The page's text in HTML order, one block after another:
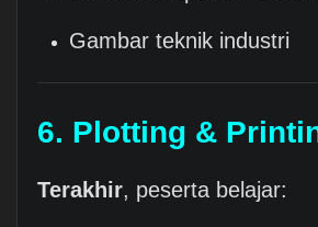
Gambar teknik industri
6. Plotting &
Terakhir, peserta belajar: